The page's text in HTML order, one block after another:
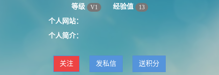
等级 V1 经验值 13
个人网站：
个人简介：
关注 发私信 送积分